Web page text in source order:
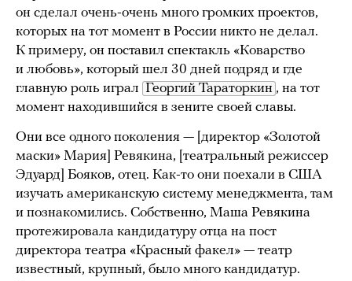
он сделал очень-очень много громких проектов,
которых на тот момент в России никто не делал.
К примеру, он поставил спектакль «Коварство
и любовь», который шел 30 дней подряд и где
главную роль играл Георгий Тараторкин , на тот
момент находившийся в зените своей славы.
Они все одного поколения — [директор «Золотой
маски» Мария] Ревякина, [театральный режиссер
Эдуард] Бояков, отец. Как-то они поехали в США
изучать американскую систему менеджмента, там
и познакомились. Собственно, Маша Ревякина
протежировала кандидатуру отца на пост
директора театра «Красный факел» — театр
известный, крупный, было много кандидатур.